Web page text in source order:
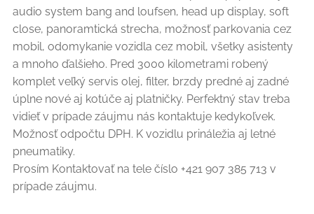
audio system bang and loufsen, head up display, soft
close, panoramtická strecha, možnosť parkovania cez
mobil, odomykanie vozidla cez mobil, všetky asistenty
a mnoho ďalšieho. Pred 3000 kilometrami robený
komplet veľký servis olej, filter, brzdy predné aj zadné
úplne nové aj kotúče aj platničky. Perfektný stav treba
vidieť v prípade záujmu nás kontaktuje kedykoľvek.
Možnosť odpočtu DPH. K vozidlu prináležia aj letné
pneumatiky.
Prosím Kontaktovať na tele číslo +421 907 385 713 v
prípade záujmu.